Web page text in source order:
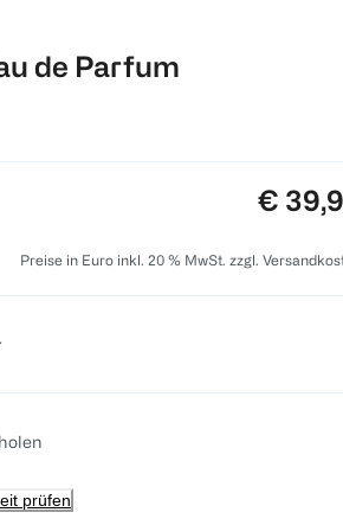
de Parfum
Preis:
€
Preise in Euro inkl. 20 % MwSt. zzgl.
prüfen